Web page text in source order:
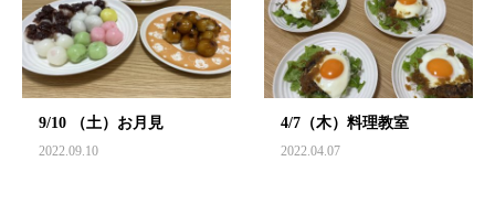
9/10 （土）お月見
2022.09.10
4/7（木）料理教室
2022.04.07